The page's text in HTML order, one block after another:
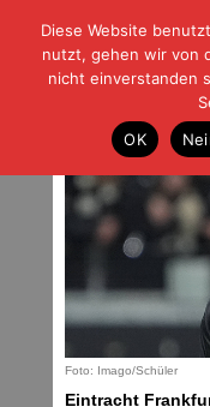
| | |BLOG-
HOME|REGELN|
Rodes
Donnerstag, 29.02.24 |
Foto: Imago/Schüler
Eintracht
Diese Website
nutzt, gehen wir von
nicht einverstanden
OK